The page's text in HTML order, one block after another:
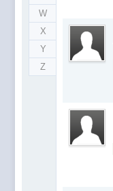
W
X
Y
Z